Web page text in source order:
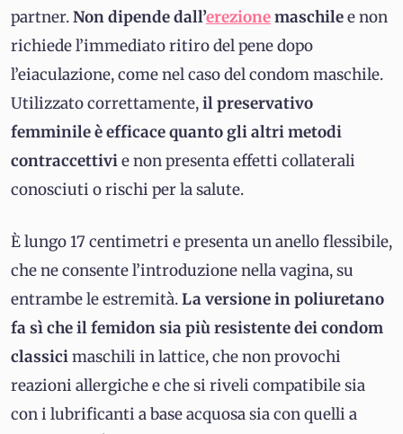
partner.Non dipende dall’erezionemaschilee non
richiede l’immediato ritiro del pene dopo
l’eiaculazione, come nel caso del condom maschile.
Utilizzato correttamente,il preservativo
femminile è efficace quanto gli altri metodi
contraccettivie non presenta effetti collaterali
conosciuti o rischi per la salute.
È lungo 17 centimetri e presenta un anello flessibile,
che ne consente l’introduzione nella vagina, su
entrambe le estremità.La versione in poliuretano
fa sì che il femidon sia più resistente dei condom
classicimaschili in lattice, che non provochi
reazioni allergiche e che si riveli compatibile sia
con i lubrificanti a base acquosa sia con quelli a